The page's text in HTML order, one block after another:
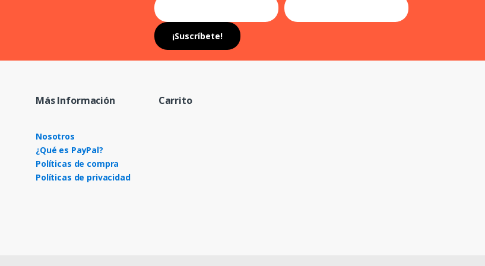
Más Información
Nosotros
¿Qué es PayPal?
Políticas de compra
Políticas de privacidad
Carrito